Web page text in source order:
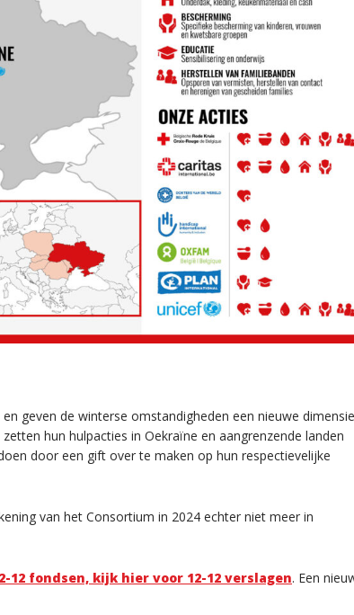
geven de winterse omstandigheden een nieuwe dimensie
hun hulpacties in Oekraïne en aangrenzende landen
door een gift over te maken op hun respectievelijke
van het Consortium in 2024 echter niet meer in
fondsen, kijk hier voor 12-12 verslagen. Een